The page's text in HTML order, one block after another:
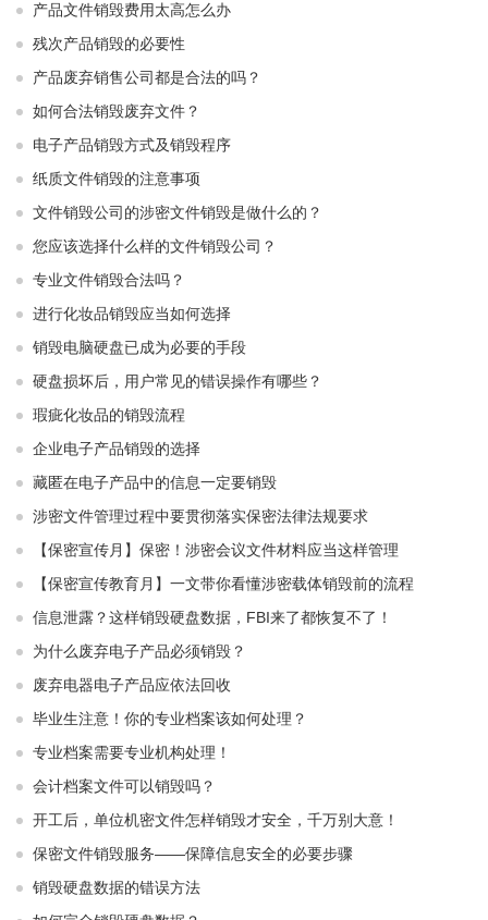
产品文件销毁费用太高怎么办
残次产品销毁的必要性
产品废弃销售公司都是合法的吗？
如何合法销毁废弃文件？
电子产品销毁方式及销毁程序
纸质文件销毁的注意事项
文件销毁公司的涉密文件销毁是做什么的？
您应该选择什么样的文件销毁公司？
专业文件销毁合法吗？
进行化妆品销毁应当如何选择
销毁电脑硬盘已成为必要的手段
硬盘损坏后，用户常见的错误操作有哪些？
瑕疵化妆品的销毁流程
企业电子产品销毁的选择
藏匿在电子产品中的信息一定要销毁
涉密文件管理过程中要贯彻落实保密法律法规要求
【保密宣传月】保密！涉密会议文件材料应当这样管理
【保密宣传教育月】一文带你看懂涉密载体销毁前的流程
信息泄露？这样销毁硬盘数据，FBI来了都恢复不了！
为什么废弃电子产品必须销毁？
废弃电器电子产品应依法回收
毕业生注意！你的专业档案该如何处理？
专业档案需要专业机构处理！
会计档案文件可以销毁吗？
开工后，单位机密文件怎样销毁才安全，千万别大意！
保密文件销毁服务——保障信息安全的必要步骤
销毁硬盘数据的错误方法